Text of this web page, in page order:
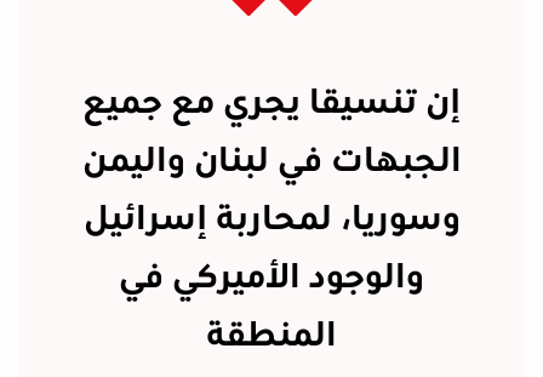
إن تنسيقا يجري مع جميع
الجبهات في لبنان واليمن
وسوريا، لمحاربة إسرائيل
والوجود الأميركي في
المنطقة